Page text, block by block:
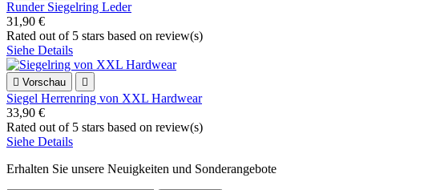
Runder Siegelring Leder
31,90 €
Rated out of 5 stars based on review(s)
Siehe Details
 Vorschau 
Siegel Herrenring von XXL Hardwear
33,90 €
Rated out of 5 stars based on review(s)
Siehe Details
Erhalten Sie unsere Neuigkeiten und Sonderangebote